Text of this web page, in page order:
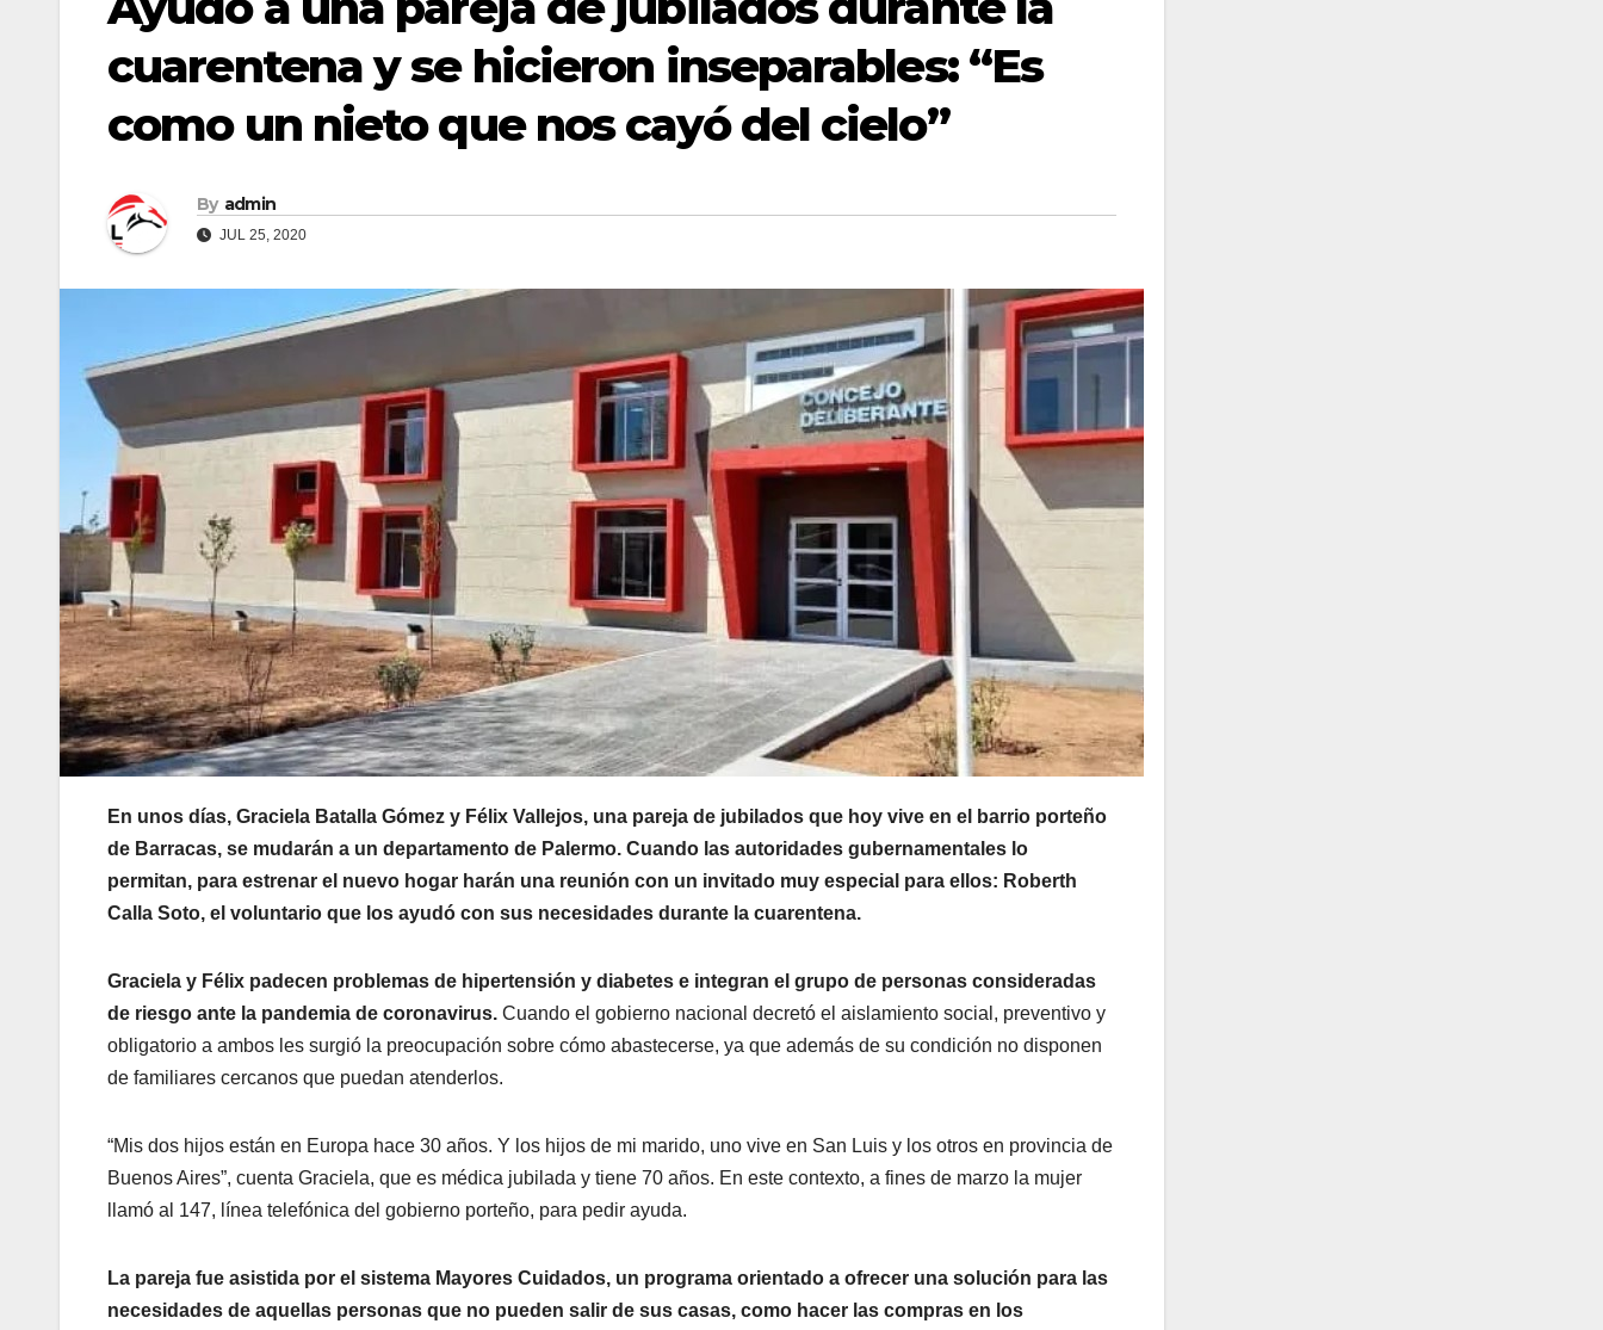
cuarentena y se hicieron inseparables: “Es
como un nieto que nos cayó del cielo”
By admin
JUL 25, 2020
En unos días, Graciela Batalla Gómez y Félix Vallejos, una pareja de jubilados que hoy vive en el barrio porteño
de Barracas, se mudarán a un departamento de Palermo. Cuando las autoridades gubernamentales lo
permitan, para estrenar el nuevo hogar harán una reunión con un invitado muy especial para ellos: Roberth
Calla Soto, el voluntario que los ayudó con sus necesidades durante la cuarentena.
Graciela y Félix padecen problemas de hipertensión y diabetes e integran el grupo de personas consideradas
de riesgo ante la pandemia de coronavirus. Cuando el gobierno nacional decretó el aislamiento social, preventivo y
obligatorio a ambos les surgió la preocupación sobre cómo abastecerse, ya que además de su condición no disponen
de familiares cercanos que puedan atenderlos.
“Mis dos hijos están en Europa hace 30 años. Y los hijos de mi marido, uno vive en San Luis y los otros en provincia de
Buenos Aires”, cuenta Graciela, que es médica jubilada y tiene 70 años. En este contexto, a fines de marzo la mujer
llamó al 147, línea telefónica del gobierno porteño, para pedir ayuda.
La pareja fue asistida por el sistema Mayores Cuidados, un programa orientado a ofrecer una solución para las
necesidades de aquellas personas que no pueden salir de sus casas, como hacer las compras en los